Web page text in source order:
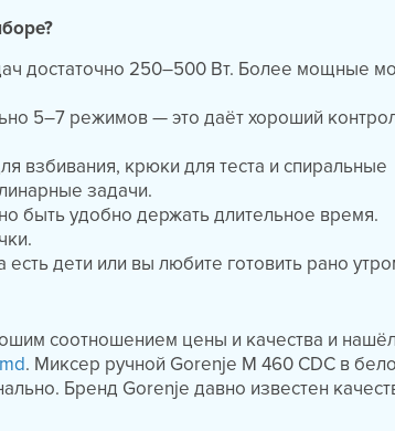
достаточно 250–500 Вт. Более мощные
5–7 режимов — это даёт хороший
взбивания, крюки для теста и спиральные
задачи.
быть удобно держать длительное время.
дети или вы любите готовить рано
соотношением цены и качества и нашёл
. Миксер ручной Gorenje M 460 CDC в
Бренд Gorenje давно известен